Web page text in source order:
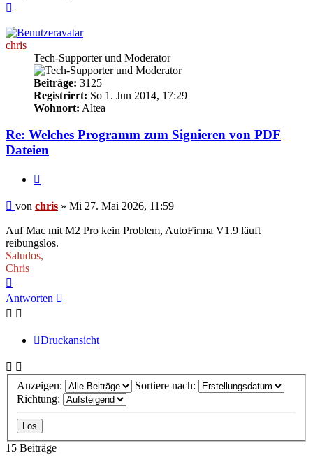
chris
Tech-Supporter und Moderator
Beiträge: 3125
Registriert: So 1. Jun 2014, 17:29
Wohnort: Altea
Re: Welches Programm zum Signieren von PDF
Dateien
Beitrag
von chris » Mi 27. Mai 2026, 11:59
Auf Mac mit M2 Pro kein Problem, AutoFirma V1.9 läuft
reibungslos.
Saludos,
Chris
oben
Antworten
Druckansicht
Anzeigen:
Sortiere nach:
Richtung:
15 Beiträge